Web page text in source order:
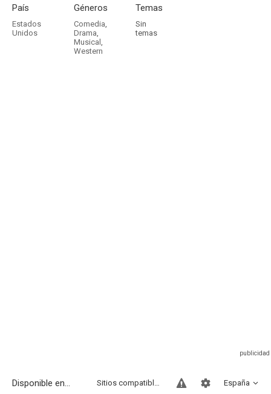
País
Estados
Unidos
Géneros
Comedia,
Drama,
Musical ,
Western
Temas
Sin
temas
Disponible en... España
Sitios compatibles